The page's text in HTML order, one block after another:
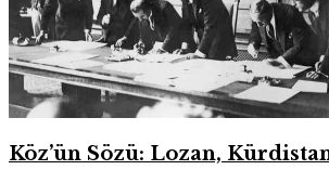
Köz’ün Sözü: Lozan,